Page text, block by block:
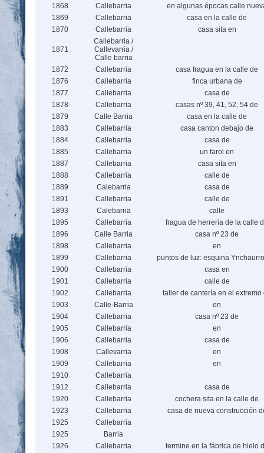
1868
Callebarria
en algunas épocas calle
1869
Callebarria
casa en la calle de
1870
Callebarria casa sita en
1871
Callebarria /
Callevarria /
Calle barria
1872
Callebarria
casa fragua en la calle de
1876
Callebarria
finca urbana de
1877
Callebarria
casa de
1878
Callebarria
casas nº 39, 41, 52, 54 de
1879
Calle Barria
casa en la calle de
1883
Callebarria
casa canton debajo de
1884
Callebarria
casa de
1885
Callebarria
un farol en
1887
Callebarria
casa sita en
1888
Callebarria
calle de
1889
Calebarria
casa de
1891
Callebarria
calle de
1893
Calebarria
calle
1895
Callebarria
fragua de herreria de la calle
1896
Calle Barria
casa nº 23 de
1898
Callebarria
en
1899
Callebarria
puntos de luz: esquina
1900
Callebarria
casa en
1901
Callebarria
calle de
1902
Callebarria
taller de cantería en el extremo
1903
Calle-Barria
en
1904
Callebarria
casa nº 23 de
1905
Callebarria
en
1906
Callebarria
casa de
1908
Callevarria
en
1909
Callebarria
en
1910
Callebarria
1912
Callebarria
casa de
1920
Callebarria
cochera sita en la calle de
1923
Callebarria
casa de nueva construcción
1925
Callebarria
1925
Barria
1926
Callebarria
termine en la fábrica de hielo